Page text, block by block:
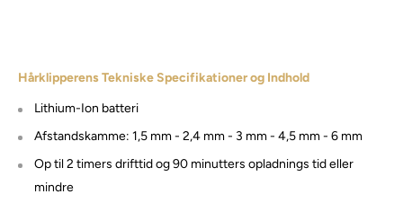
Hårklipperens Tekniske Specifikationer og Indhold
Lithium-Ion batteri
Afstandskamme: 1,5 mm - 2,4 mm - 3 mm - 4,5 mm - 6 mm
Op til 2 timers drifttid og 90 minutters opladnings tid eller
mindre